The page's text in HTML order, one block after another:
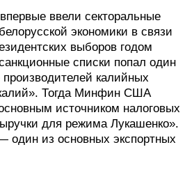
ввели секторальные
экономики в связи
выборов годом
списки попал один
калийных
Тогда Минфин США
источником налоговых
для режима Лукашенко».
один из основных экспортных